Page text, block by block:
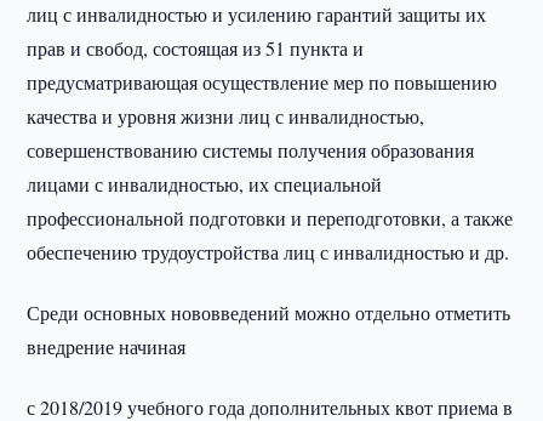
лиц с инвалидностью и усилению гарантий защиты их
прав и свобод, состоящая из 51 пункта и
предусматривающая осуществление мер по повышению
качества и уровня жизни лиц с инвалидностью,
совершенствованию системы получения образования
лицами с инвалидностью, их специальной
профессиональной подготовки и переподготовки, а также
обеспечению трудоустройства лиц с инвалидностью и др.
Среди основных нововведений можно отдельно отметить
внедрение начиная
с 2018/2019 учебного года дополнительных квот приема в